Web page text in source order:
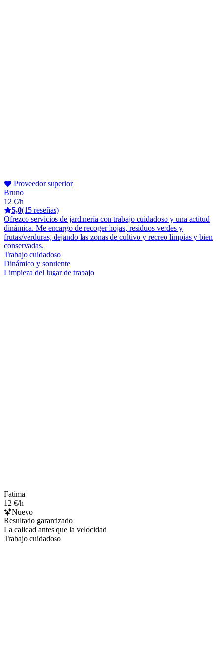
Proveedor superior
Bruno
12 €/h
5,0(15 reseñas)
Ofrezco servicios de jardinería con trabajo cuidadoso y una actitud
dinámica. Me encargo de recoger hojas, residuos verdes y
frutas/verduras, dejando las zonas de cultivo y recreo limpias y bien
conservadas.
Trabajo cuidadoso
Dinámico y sonriente
Limpieza del lugar de trabajo
Fatima
12 €/h
Nuevo
Resultado garantizado
La calidad antes que la velocidad
Trabajo cuidadoso